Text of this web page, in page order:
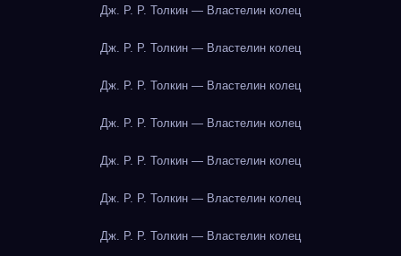
Дж. Р. Р. Толкин — Властелин колец
Дж. Р. Р. Толкин — Властелин колец
Дж. Р. Р. Толкин — Властелин колец
Дж. Р. Р. Толкин — Властелин колец
Дж. Р. Р. Толкин — Властелин колец
Дж. Р. Р. Толкин — Властелин колец
Дж. Р. Р. Толкин — Властелин колец